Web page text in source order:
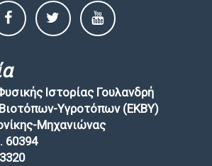
Ιστορίας Γουλανδρή
Υγροτόπων (EKBY)
Μηχανιώνας
60394